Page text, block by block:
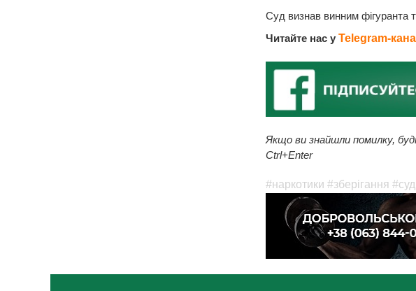
Суд визнав винним фігуранта
Читайте нас у Telegram-
Якщо ви знайшли помилку,
Ctrl+Enter
#наркотики #зберігання #суд